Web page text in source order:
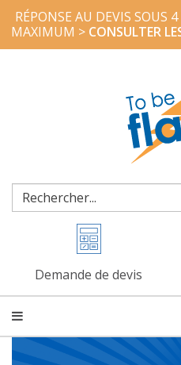
RÉPONSE AU DEVIS SOUS
MAXIMUM > CONSULTER
Demande de devis